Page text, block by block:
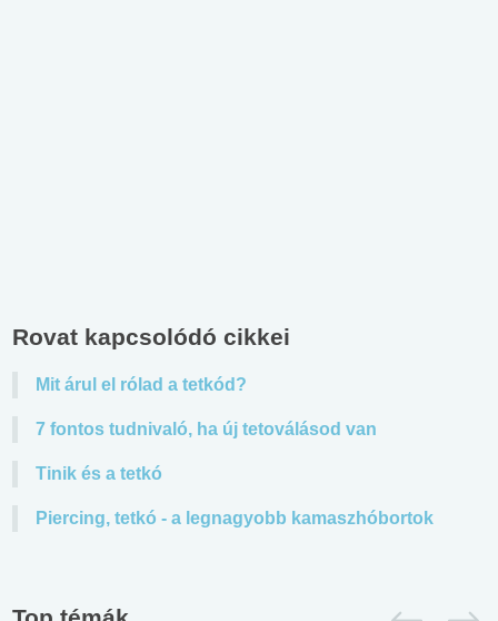
Rovat kapcsolódó cikkei
Mit árul el rólad a tetkód?
7 fontos tudnivaló, ha új tetoválásod van
Tinik és a tetkó
Piercing, tetkó - a legnagyobb kamaszhóbortok